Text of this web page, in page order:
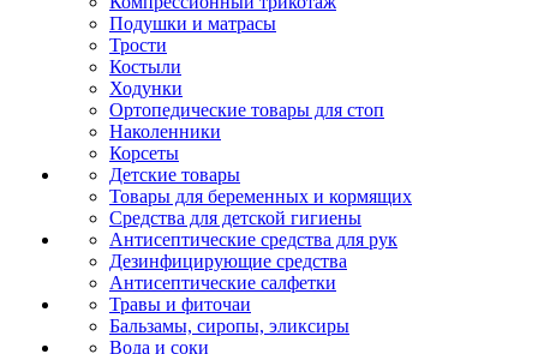
Подушки и матрасы
Трости
Костыли
Ходунки
Ортопедические товары для стоп
Наколенники
Корсеты
Детские товары
Товары для беременных и кормящих
Средства для детской гигиены
Антисептические средства для рук
Дезинфицирующие средства
Антисептические салфетки
Травы и фиточаи
Бальзамы, сиропы, эликсиры
Вода и соки